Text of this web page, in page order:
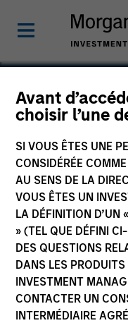
Avant
choisir l’une
SI VOUS ÊTES UNE
CONSIDÉRÉE
AU SENS DE LA
VOUS ÊTES UN
LA DÉFINITION D’UN
» (TEL QUE DÉFINI
DES QUESTIONS
DANS LES
INVESTMENT
CONTACTER UN
INTERMÉDIAIRE
Managing